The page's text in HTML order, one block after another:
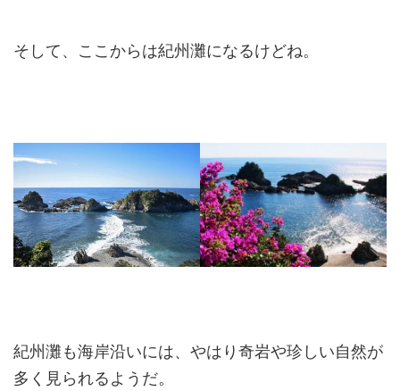
そして、ここからは紀州灘になるけどね。
紀州灘も海岸沿いには、やはり奇岩や珍しい自然が
多く見られるようだ。